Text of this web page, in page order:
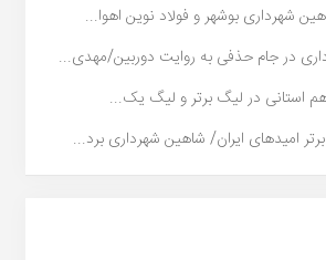
شهرداری بوشهر و فولاد نوین اهوا...
در جام حذفی به روایت دوربین/مهدی...
هم استانی در لیگ برتر و لیگ یک...
امیدهای ایران/ شاهین شهرداری برد...